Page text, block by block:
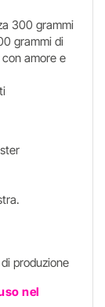
300 grammi
grammi di
amore e
produzione
nel